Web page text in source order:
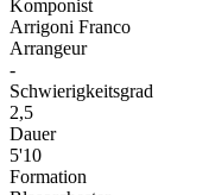
Komponist
Arrigoni Franco
Arrangeur
-
Schwierigkeitsgrad
2,5
Dauer
5'10
Formation